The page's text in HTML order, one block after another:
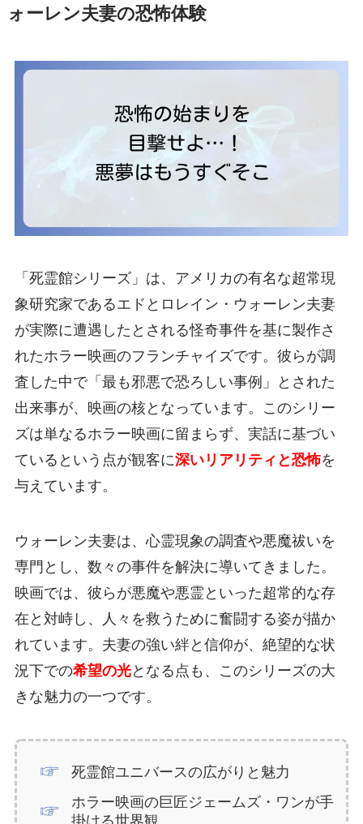
ォーレン夫妻の恐怖体験
「死霊館シリーズ」は、アメリカの有名な超常現
象研究家であるエドとロレイン・ウォーレン夫妻
が実際に遭遇したとされる怪奇事件を基に製作さ
れたホラー映画のフランチャイズです。彼らが調
査した中で「最も邪悪で恐ろしい事例」とされた
出来事が、映画の核となっています。このシリー
ズは単なるホラー映画に留まらず、実話に基づい
ているという点が観客に深いリアリティと恐怖を
与えています。
ウォーレン夫妻は、心霊現象の調査や悪魔祓いを
専門とし、数々の事件を解決に導いてきました。
映画では、彼らが悪魔や悪霊といった超常的な存
在と対峙し、人々を救うために奮闘する姿が描か
れています。夫妻の強い絆と信仰が、絶望的な状
況下での希望の光となる点も、このシリーズの大
きな魅力の一つです。
死霊館ユニバースの広がりと魅力
ホラー映画の巨匠ジェームズ・ワンが手
掛ける世界観